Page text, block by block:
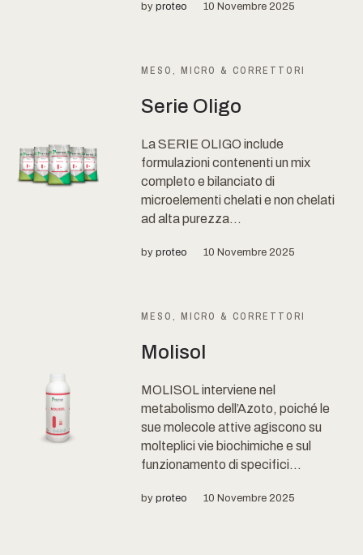
byproteo 10 Novembre 2025
MESO, MICRO & CORRETTORI
Serie Oligo
La SERIE OLIGO include
formulazioni contenenti un mix
completo e bilanciato di
microelementi chelati e non chelati
ad alta purezza...
byproteo 10 Novembre 2025
MESO, MICRO & CORRETTORI
Molisol
MOLISOL interviene nel
metabolismo dell’Azoto, poiché le
sue molecole attive agiscono su
molteplici vie biochimiche e sul
funzionamento di specifici...
byproteo 10 Novembre 2025